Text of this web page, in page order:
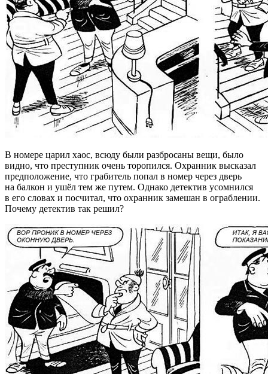
В номере царил хаос, всюду были разбросаны вещи, было
видно, что преступник очень торопился. Охранник высказал
предположение, что грабитель попал в номер через дверь
на балкон и ушёл тем же путем. Однако детектив усомнился
в его словах и посчитал, что охранник замешан в ограблении.
Почему детектив так решил?